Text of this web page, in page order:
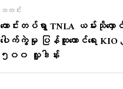
သတင်း
ကောင်းတပ်ရွာ TNLA ယမ်းသိုလှေ
ပေါက်ကွဲမှု ပြန်ထူထောင်ရေး
၅၀၀ လှူဒါန်း